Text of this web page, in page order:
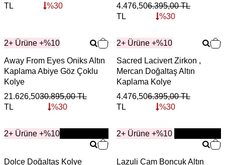
TL
%30
4.476,50
TL
6.395,00TL
%30
2+ Ürüne +%10
Away From Eyes Oniks Altın
Kaplama Abiye Göz Çoklu
Kolye
21.626,50
TL
30.895,00TL
%30
2+ Ürüne +%10
Sacred Lacivert Zirkon ,
Mercan Doğaltaş Altın
Kaplama Kolye
4.476,50
TL
6.395,00TL
%30
2+ Ürüne +%10
YENİ
Dolce Doğaltaş Kolye
2+ Ürüne +%10
YENİ
Lazuli Cam Boncuk Altın